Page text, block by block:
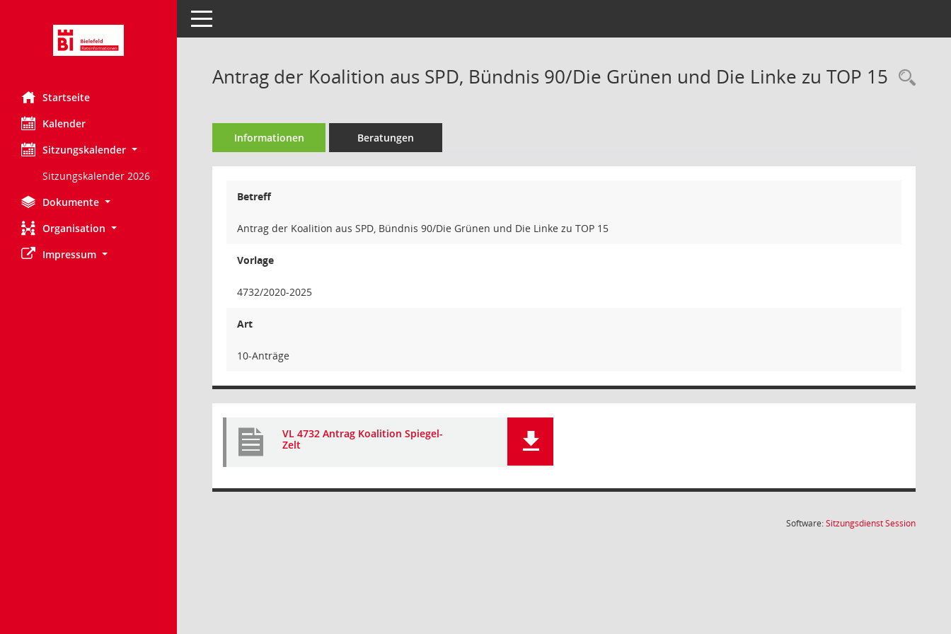
Startseite
Kalender
Sitzungskalender
Sitzungskalender 2026
Dokumente
Organisation
Impressum
Toggle navigation
Antrag der Koalition aus SPD, Bündnis 90/Die Grünen und Die Linke zu TOP 15
Informationen Beratungen
Betreff
Antrag der Koalition aus SPD, Bündnis 90/Die Grünen und Die Linke zu TOP 15
Vorlage
4732/2020-2025
Art
10-Anträge
VL 4732 Antrag Koalition Spiegel-
Zelt
Software:SitzungsdienstSession(Wird in